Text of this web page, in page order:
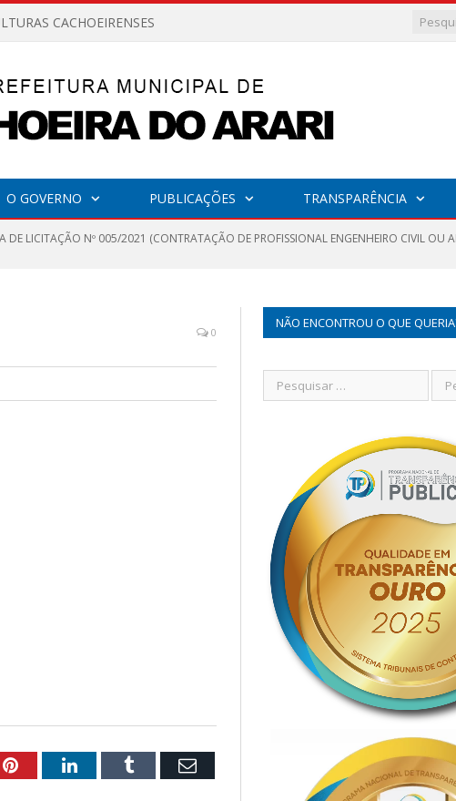
CACHOEIRENSES
O GOVERNO PUBLICAÇÕES TRANSPARÊNCIA
DE LICITAÇÃO Nº 005/2021 (CONTRATAÇÃO DE PROFISSIONAL ENGENHEIRO CIVIL OU
0
PinterestLinkedInTumblr Email
NÃO ENCONTROU O QUE